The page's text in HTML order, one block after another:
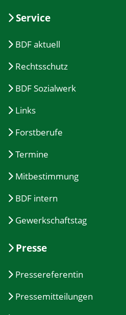
Service
BDF aktuell
Rechtsschutz
BDF Sozialwerk
Links
Forstberufe
Termine
Mitbestimmung
BDF intern
Gewerkschaftstag
Presse
Pressereferentin
Pressemitteilungen